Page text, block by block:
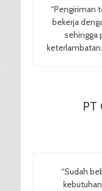
“Pengiriman
bekerja
sehingga
PT
“Sudah